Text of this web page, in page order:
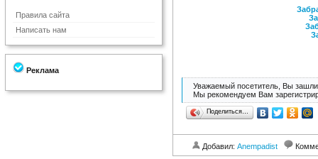
Правила сайта
Написать нам
Реклама
Уважаемый посетитель, Вы зашли
Мы рекомендуем Вам
Поделиться…
Добавил: Anempadist